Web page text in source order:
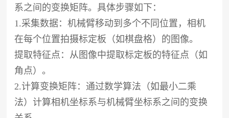
系之间的变换矩阵。具体步骤如下：
1.采集数据：机械臂移动到多个不同位置，相机
在每个位置拍摄标定板（如棋盘格）的图像。
提取特征点：从图像中提取标定板的特征点（如
角点）。
2.计算变换矩阵：通过数学算法（如最小二乘
法）计算相机坐标系与机械臂坐标系之间的变换